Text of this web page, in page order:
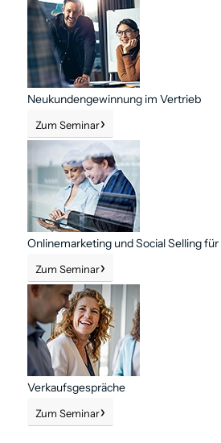
Neukundengewinnung im Vertrieb
Zum Seminar
Online­marketing und Social Selling
Zum Seminar
Verkaufs­gespräche
Zum Seminar